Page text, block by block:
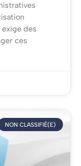
des
ces
NON CLASSIFIÉ(E)